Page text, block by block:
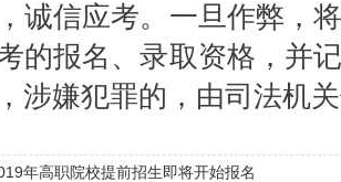
诚信应考。一旦作弊，
的报名、录取资格，并
涉嫌犯罪的，由司法机
年高职院校提前招生即将开始报名